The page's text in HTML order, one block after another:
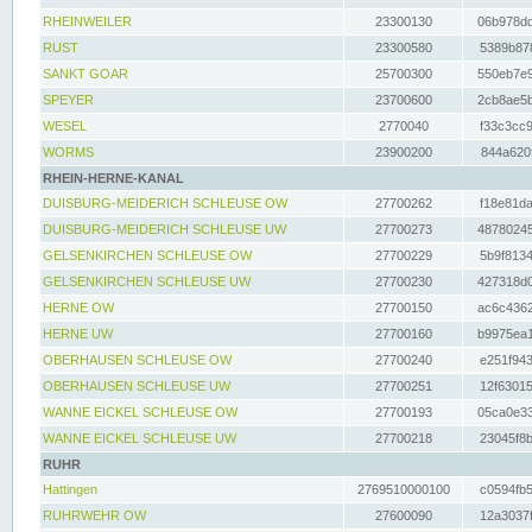
RHEINWEILER
23300130
RUST
23300580
SANKT GOAR
25700300
SPEYER
23700600
WESEL
2770040
WORMS
23900200
RHEIN-HERNE-KANAL
DUISBURG-MEIDERICH SCHLEUSE OW
27700262
DUISBURG-MEIDERICH SCHLEUSE UW
27700273
GELSENKIRCHEN SCHLEUSE OW
27700229
GELSENKIRCHEN SCHLEUSE UW
27700230
HERNE OW
27700150
HERNE UW
27700160
OBERHAUSEN SCHLEUSE OW
27700240
OBERHAUSEN SCHLEUSE UW
27700251
WANNE EICKEL SCHLEUSE OW
27700193
WANNE EICKEL SCHLEUSE UW
27700218
RUHR
Hattingen
2769510000100
RUHRWEHR OW
27600090